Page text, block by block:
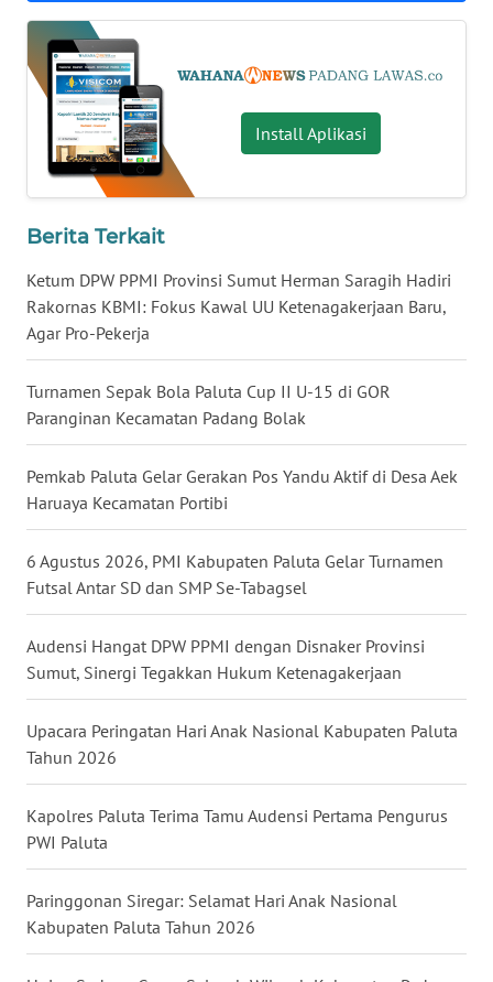
Install Aplikasi
Berita Terkait
Ketum DPW PPMI Provinsi Sumut Herman Saragih Hadiri
Rakornas KBMI: Fokus Kawal UU Ketenagakerjaan Baru,
Agar Pro-Pekerja
Turnamen Sepak Bola Paluta Cup II U-15 di GOR
Paranginan Kecamatan Padang Bolak
Pemkab Paluta Gelar Gerakan Pos Yandu Aktif di Desa Aek
Haruaya Kecamatan Portibi
6 Agustus 2026, PMI Kabupaten Paluta Gelar Turnamen
Futsal Antar SD dan SMP Se-Tabagsel
Audensi Hangat DPW PPMI dengan Disnaker Provinsi
Sumut, Sinergi Tegakkan Hukum Ketenagakerjaan
Upacara Peringatan Hari Anak Nasional Kabupaten Paluta
Tahun 2026
Kapolres Paluta Terima Tamu Audensi Pertama Pengurus
PWI Paluta
Paringgonan Siregar: Selamat Hari Anak Nasional
Kabupaten Paluta Tahun 2026
MALUT
WN
DAIRI
WN
DANAU
NIAS
WN
WN
TAPANULI
SELATAN
WN
TANJUNG
LESUNG
WN
SIMALUNGUN
LABUHANBATU
TAPANULI
TENGAH